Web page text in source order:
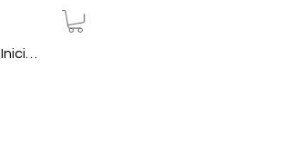
Inicia sesión